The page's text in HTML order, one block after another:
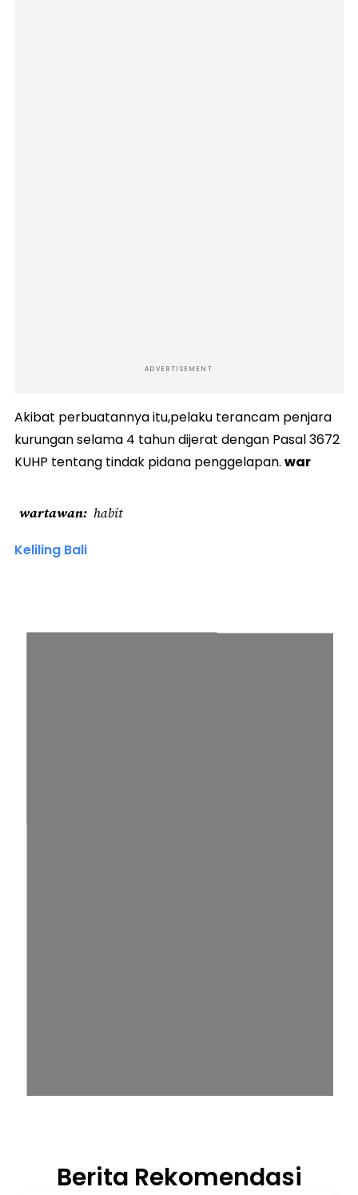
ADVERTISEMENT
Akibat perbuatannya itu,pelaku terancam penjara
kurungan selama 4 tahun dijerat dengan Pasal 3672
KUHP tentang tindak pidana penggelapan. war
wartawan habit
Keliling Bali
Berita Rekomendasi